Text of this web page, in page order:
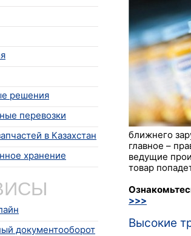
решения
перевозки
в Казахстан
хранение
документооборот
ближнего
главное –
ведущие
товар
>>>
Высокие